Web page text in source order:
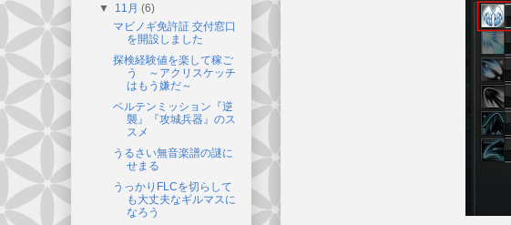
▼ 11月(6)
マビノギ免許証 交付窓口
を開設しました
探検経験値を楽して稼ご
う ～アクリスケッチ
はもう嫌だ～
ベルテンミッション『逆
襲』『攻城兵器』のス
スメ
うるさい無音楽譜の謎に
せまる
うっかりFLCを切らして
も大丈夫なギルマスに
なろう